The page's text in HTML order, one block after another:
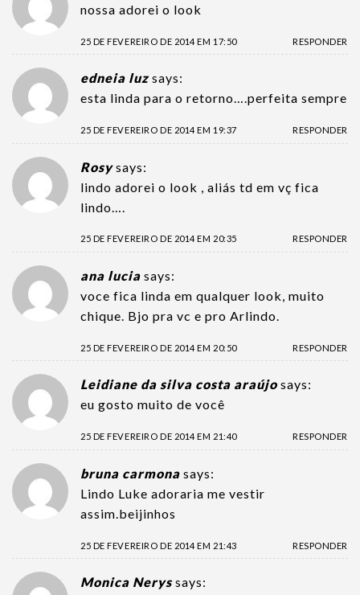
nossa adorei o look
25 DE FEVEREIRO DE 2014 EM 17:50 RESPONDER
edneia luz says:
esta linda para o retorno….perfeita sempre
25 DE FEVEREIRO DE 2014 EM 19:37 RESPONDER
Rosy says:
lindo adorei o look , aliás td em vç fica
lindo….
25 DE FEVEREIRO DE 2014 EM 20:35 RESPONDER
ana lucia says:
voce fica linda em qualquer look, muito
chique. Bjo pra vc e pro Arlindo.
25 DE FEVEREIRO DE 2014 EM 20:50 RESPONDER
Leidiane da silva costa araújo says:
eu gosto muito de você
25 DE FEVEREIRO DE 2014 EM 21:40 RESPONDER
bruna carmona says:
Lindo Luke adoraria me vestir
assim.beijinhos
25 DE FEVEREIRO DE 2014 EM 21:43 RESPONDER
Monica Nerys says: